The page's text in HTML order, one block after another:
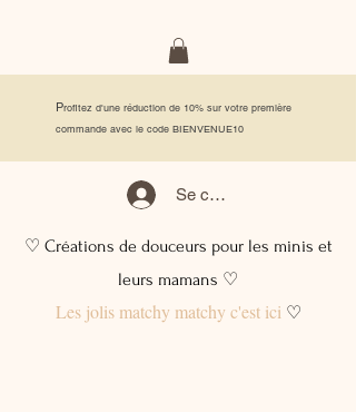
Profitez d'une réduction de 10% sur votre première
commande avec le code BIENVENUE10
Se connecter
♡ Créations de douceurs pour les minis et
leurs mamans ♡
Les jolis matchy matchy c'est ici♡